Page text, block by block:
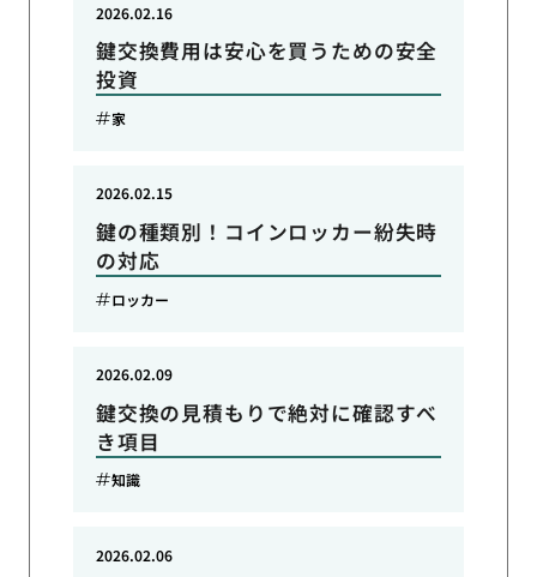
鍵交換費用は安心を買うための安全
投資
2026.02.16
家
鍵の種類別！コインロッカー紛失時
の対応
2026.02.15
ロッカー
鍵交換の見積もりで絶対に確認すべ
き項目
2026.02.09
知識
2026.02.06